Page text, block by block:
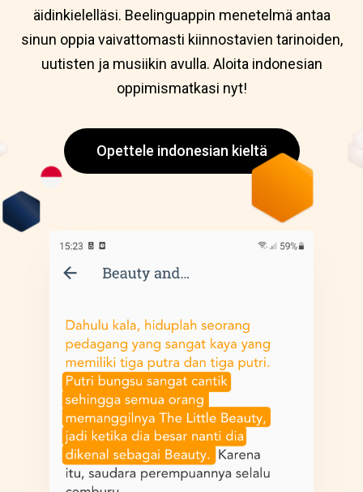
äidinkielelläsi. Beelinguappin menetelmä antaa
sinun oppia vaivattomasti kiinnostavien tarinoiden,
uutisten ja musiikin avulla. Aloita indonesian
oppimismatkasi nyt!
Opettele indonesian kieltä